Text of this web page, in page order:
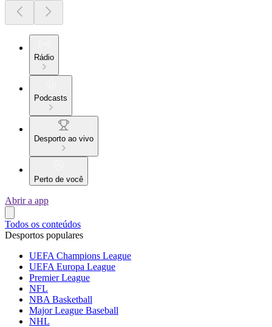
Rádio
Podcasts
Desporto ao vivo
Perto de você
Abrir a app
Todos os conteúdos
Desportos populares
UEFA Champions League
UEFA Europa League
Premier League
NFL
NBA Basketball
Major League Baseball
NHL